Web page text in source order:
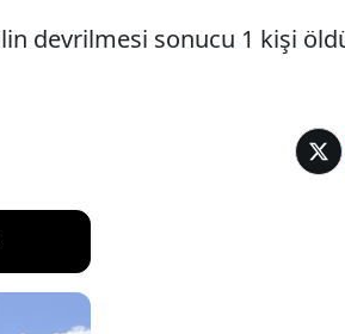
devrilmesi sonucu 1 kişi